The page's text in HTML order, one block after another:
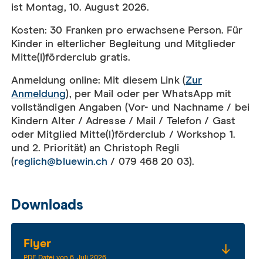
ist Montag, 10. August 2026.
Kosten: 30 Franken pro erwachsene Person. Für
Kinder in elterlicher Begleitung und Mitglieder
Mitte(l)förderclub gratis.
Anmeldung online: Mit diesem Link (Zur
Anmeldung), per Mail oder per WhatsApp mit
vollständigen Angaben (Vor- und Nachname / bei
Kindern Alter / Adresse / Mail / Telefon / Gast
oder Mitglied Mitte(l)förderclub / Workshop 1.
und 2. Priorität) an Christoph Regli
(reglich@bluewin.ch / 079 468 20 03).
Downloads
Flyer